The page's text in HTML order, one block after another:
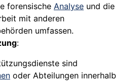
forensische Analyse und die
mit anderen
umfassen.
:
sind
oder Abteilungen innerhalb